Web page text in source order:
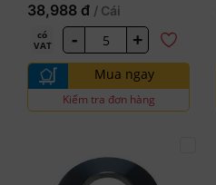
38,988 đ / Cái
có
VAT
- +
Mua ngay
Kiểm tra đơn hàng